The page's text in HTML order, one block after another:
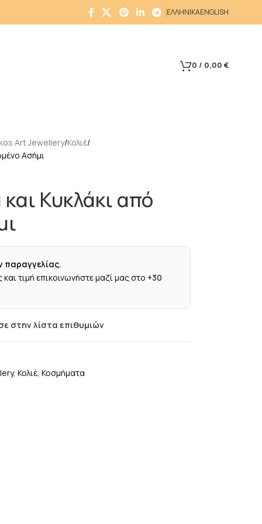
ΕΛΛΗΝΙΚΑENGLISH
0 / 0,00 €
Art Jewellery Κολιέ
Ασήμι
Κυκλάκι από
παραγγελίας.
τιμή επικοινωνήστε μαζί μας στο +30
στην λίστα επιθυμιών
, Κολιέ, Κοσμήματα